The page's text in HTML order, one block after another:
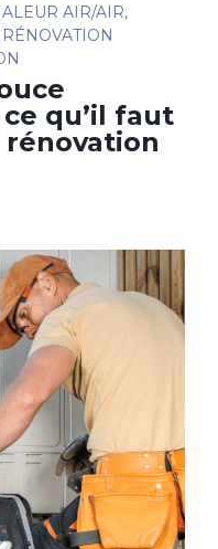
AIR/AIR,
RÉNOVATION
qu’il faut